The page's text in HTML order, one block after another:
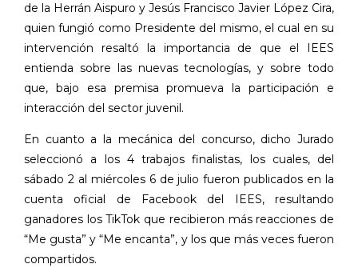
de la Herrán Aispuro y Jesús Francisco Javier López Cira,
quien fungió como Presidente del mismo, el cual en su
intervención resaltó la importancia de que el IEES
entienda sobre las nuevas tecnologías, y sobre todo
que, bajo esa premisa promueva la participación e
interacción del sector juvenil.
En cuanto a la mecánica del concurso, dicho Jurado
seleccionó a los 4 trabajos finalistas, los cuales, del
sábado 2 al miércoles 6 de julio fueron publicados en la
cuenta oficial de Facebook del IEES, resultando
ganadores los TikTok que recibieron más reacciones de
“Me gusta” y “Me encanta”, y los que más veces fueron
compartidos.